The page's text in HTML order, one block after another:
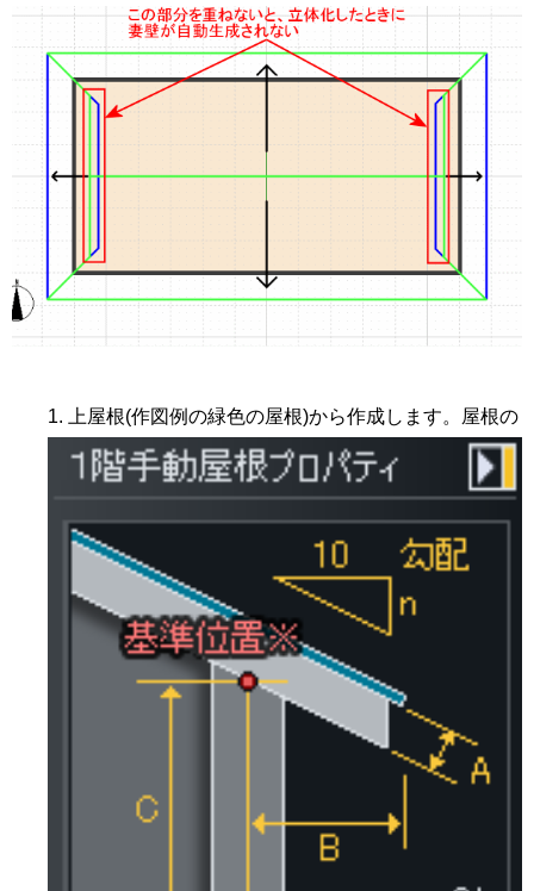
上屋根(作図例の緑色の屋根)から作成します。屋根の